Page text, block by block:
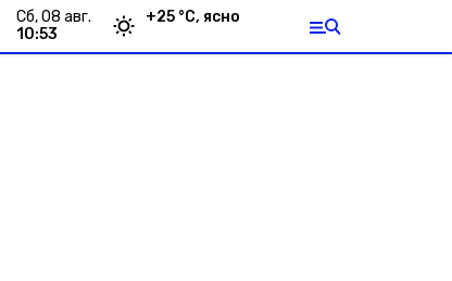
сб, 08 авг.
10:53
+25 °С, ясно